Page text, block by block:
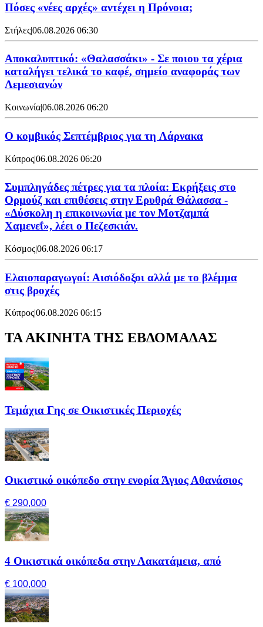
Πόσες «νέες αρχές» αντέχει η Πρόνοια;
Στήλες|06.08.2026 06:30
Αποκαλυπτικό: «Θαλασσάκι» - Σε ποιου τα χέρια
καταλήγει τελικά το καφέ, σημείο αναφοράς των
Λεμεσιανών
Κοινωνία|06.08.2026 06:20
Ο κομβικός Σεπτέμβριος για τη Λάρνακα
Κύπρος|06.08.2026 06:20
Συμπληγάδες πέτρες για τα πλοία: Εκρήξεις στο
Ορμούζ και επιθέσεις στην Ερυθρά Θάλασσα -
«Δύσκολη η επικοινωνία με τον Μοτζαμπά
Χαμενεΐ», λέει ο Πεζεσκιάν.
Κόσμος|06.08.2026 06:17
Ελαιοπαραγωγοί: Αισιόδοξοι αλλά με το βλέμμα
στις βροχές
Κύπρος|06.08.2026 06:15
ΤΑ ΑΚΙΝΗΤΑ ΤΗΣ ΕΒΔΟΜΑΔΑΣ
Τεμάχια Γης σε Οικιστικές Περιοχές
Οικιστικό οικόπεδο στην ενορία Άγιος Αθανάσιος
€ 290,000
4 Οικιστικά οικόπεδα στην Λακατάμεια, από
€ 100,000